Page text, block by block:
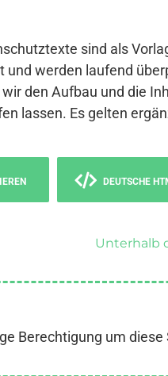
sind als
und werden laufend
den Aufbau und die
lassen. Es gelten
DEUTSCHE
Unterhalb
Berechtigung um diese